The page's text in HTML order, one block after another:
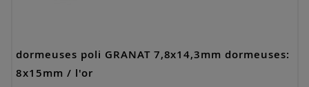
dormeuses poli GRANAT 7,8x14,3mm dormeuses:
8x15mm / l'or